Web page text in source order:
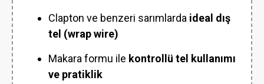
Clapton ve benzeri sarımlarda ideal dış
tel (wrap wire)
Makara formu ile kontrollü tel kullanımı
ve pratiklik